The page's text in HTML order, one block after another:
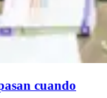
cuando